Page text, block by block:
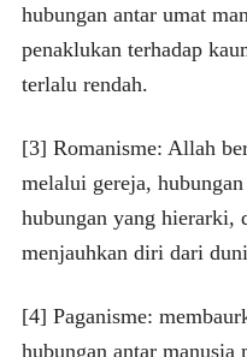
hubungan antar umat
penaklukan terhadap
terlalu rendah.
[3] Romanisme: Allah
melalui gereja,
hubungan yang hierarki,
menjauhkan diri dari
[4] Paganisme:
hubungan antar manusia